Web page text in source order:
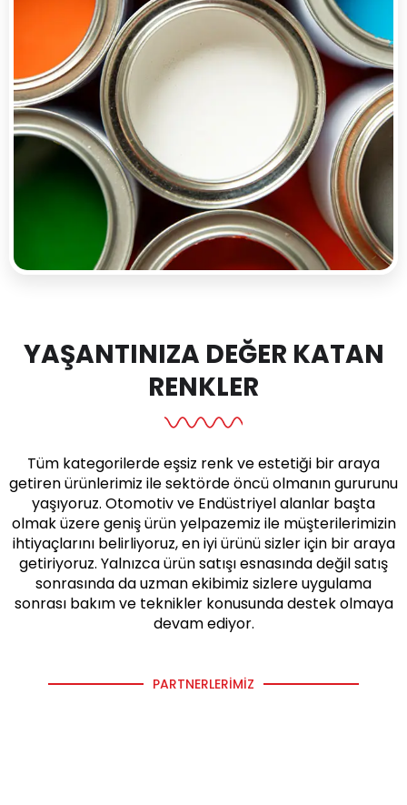
YAŞANTINIZA DEĞER KATAN
RENKLER
Tüm kategorilerde eşsiz renk ve estetiği bir araya
getiren ürünlerimiz ile sektörde öncü olmanın gururunu
yaşıyoruz. Otomotiv ve Endüstriyel alanlar başta
olmak üzere geniş ürün yelpazemiz ile müşterilerimizin
ihtiyaçlarını belirliyoruz, en iyi ürünü sizler için bir araya
getiriyoruz. Yalnızca ürün satışı esnasında değil satış
sonrasında da uzman ekibimiz sizlere uygulama
sonrası bakım ve teknikler konusunda destek olmaya
devam ediyor.
PARTNERLERIMIZ